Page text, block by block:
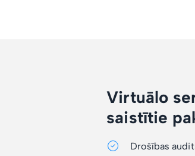
Virtuālo
saistītie
Drošības